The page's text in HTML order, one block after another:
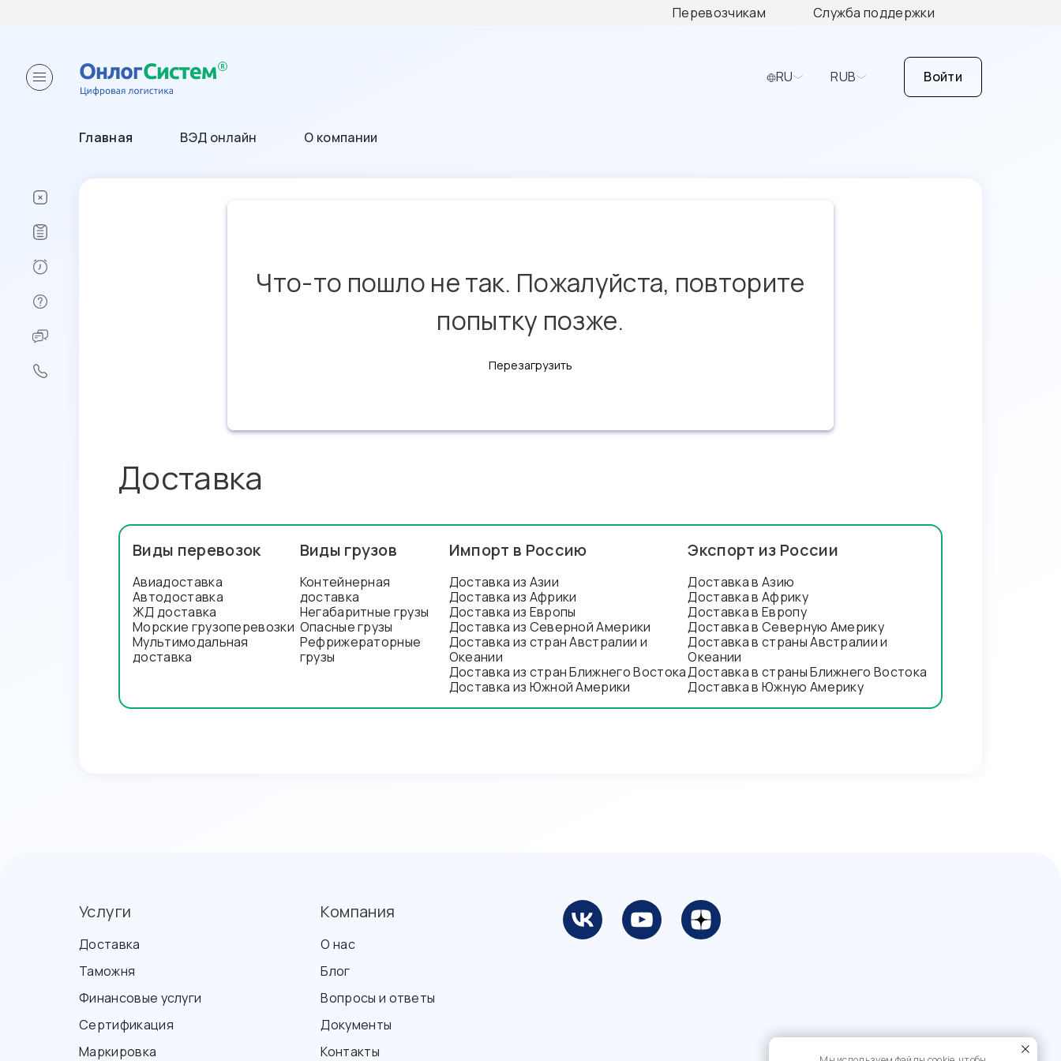
Перевозчикам Служба поддержки
RU RUB Войти
Главная ВЭД онлайн О компании
Что-то пошло не так. Пожалуйста, повторите
попытку позже.
Перезагрузить
Доставка
Виды перевозок
Авиадоставка
Автодоставка
ЖД доставка
Морские грузоперевозки
Мультимодальная
доставка
Виды грузов
Контейнерная
доставка
Негабаритные грузы
Опасные грузы
Рефрижераторные
грузы
Импорт в Россию
Доставка из Азии
Доставка из Африки
Доставка из Европы
Доставка из Северной Америки
Доставка из стран Австралии и
Океании
Доставка из стран Ближнего Востока
Доставка из Южной Америки
Экспорт из России
Доставка в Азию
Доставка в Африку
Доставка в Европу
Доставка в Северную Америку
Доставка в страны Австралии и
Океании
Доставка в страны Ближнего Востока
Доставка в Южную Америку
Услуги
Доставка
Таможня
Финансовые услуги
Сертификация
Маркировка
Компания
О нас
Блог
Вопросы и ответы
Документы
Контакты